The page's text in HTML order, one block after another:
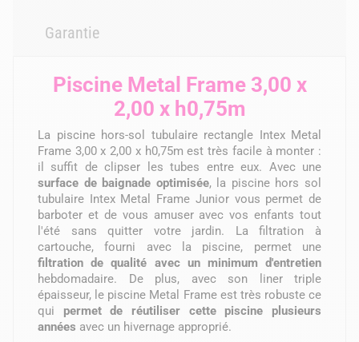
Garantie
Piscine Metal Frame 3,00 x
2,00 x h0,75m
La piscine hors-sol tubulaire rectangle Intex Metal
Frame 3,00 x 2,00 x h0,75m est très facile à monter :
il suffit de clipser les tubes entre eux. Avec une
surface de baignade optimisée, la piscine hors sol
tubulaire Intex Metal Frame Junior vous permet de
barboter et de vous amuser avec vos enfants tout
l'été sans quitter votre jardin. La filtration à
cartouche, fourni avec la piscine, permet une
filtration de qualité avec un minimum d'entretien
hebdomadaire. De plus, avec son liner triple
épaisseur, le piscine Metal Frame est très robuste ce
qui permet de réutiliser cette piscine plusieurs
années avec un hivernage approprié.